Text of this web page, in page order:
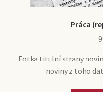
Práca
Fotka titulní strany
noviny z toho